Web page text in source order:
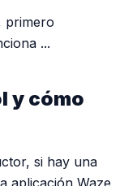
primero
...
y cómo
si hay una